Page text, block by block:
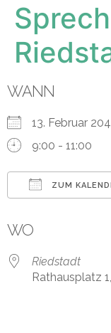
WANN
13. Februar
9:00 - 11:00
ZUM
WO
Riedstadt
Rathausplatz